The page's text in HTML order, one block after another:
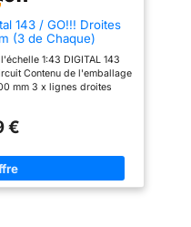
143 / GO!!! Droites
(3 de Chaque)
1:43 DIGITAL 143
Contenu de l'emballage
mm 3 x lignes droites
€